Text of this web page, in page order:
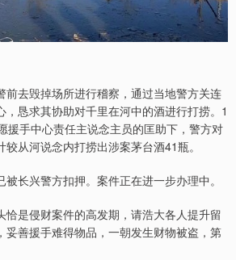
去毁掉场所进行稽察，通过当地警方关连
，恳求其协助对千里在河中的酒进行打捞。1
援手中心责任主说念主员的匡助下，警方对
从河说念内打捞出涉案茅台酒41瓶。
长兴警方扣押。案件正在进一步办理中。
是侵财案件的高发期，请浩大各人提升留
妥善援手难得物品，一朝发生财物被盗，第